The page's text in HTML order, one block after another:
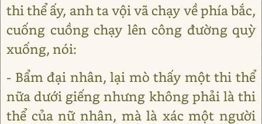
thi thể ấy, anh ta vội vã chạy về phía bắc,
cuống cuồng chạy lên công đường quỳ
xuống, nói:
- Bẩm đại nhân, lại mò thấy một thi thể
nữa dưới giếng nhưng không phải là thi
thể của nữ nhân, mà là xác một người